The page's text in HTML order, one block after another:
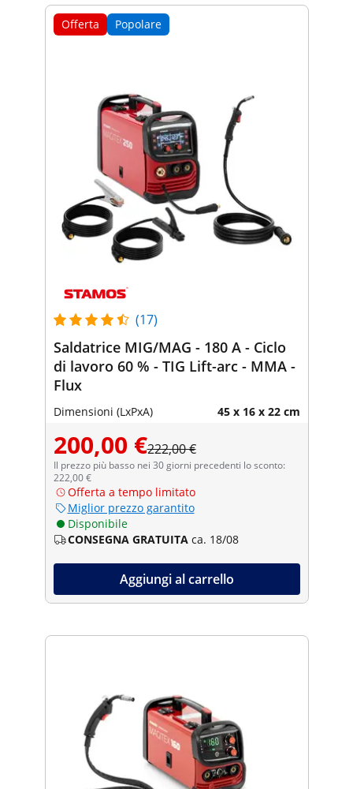
Offerta Popolare
(17)
Saldatrice MIG/MAG - 180 A - Ciclo
di lavoro 60 % - TIG Lift-arc - MMA -
Flux
Dimensioni (LxPxA) 45 x 16 x 22 cm
200,00 €222,00 €
Il prezzo più basso nei 30 giorni precedenti lo sconto:
222,00 €
Offerta a tempo limitato
Miglior prezzo garantito
Disponibile
CONSEGNA GRATUITA ca. 18/08
Aggiungi al carrello